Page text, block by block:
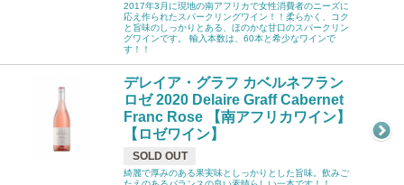
2017年3月に現地の南アフリカで女性消費者のニーズに
応え作られたスパークリングワイン！！柔らかく、コク
と旨味のしっかりとある、ほのかな甘口のスパークリン
グワインです。 輸入本数は、60本と希少なワインで
す！！
デレイア・グラフ カベルネフラン
ロゼ 2020 Delaire Graff Cabernet
Franc Rose 【南アフリカワイン】
【ロゼワイン】
SOLD OUT
綺麗で厚みのある果実味としっかりとした旨味。飲みご